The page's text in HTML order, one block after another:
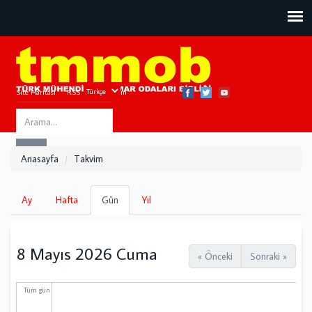
Site Haritası RSS Bize Ulaşın
Search
this
Anasayfa Takvim
Birincil
sekmeler
Ay Hafta Gün
sekme)
Yıl
« Önceki Sonraki »
8 Mayıs 2026 Cuma
Tüm gün